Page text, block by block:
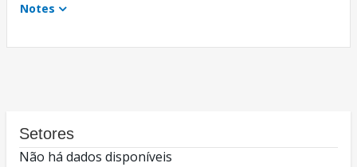
Notes
Setores
Não há dados disponíveis